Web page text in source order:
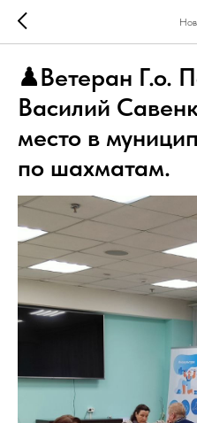
♟Ветеран Г.о.
Василий
место в
по шахматам.